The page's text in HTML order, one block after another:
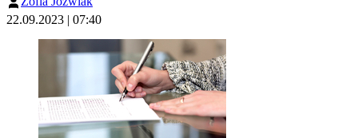
22.09.2023 | 07:40